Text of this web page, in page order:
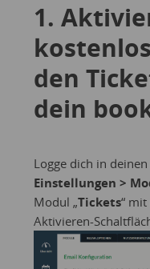
1.
den
dein
Logge dich in
Einstellungen >
Modul „Tickets“
Aktivieren-